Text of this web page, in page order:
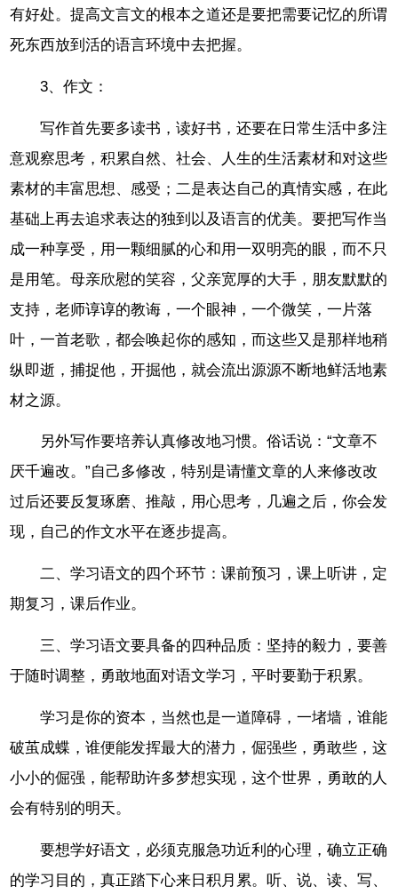
有好处。提高文言文的根本之道还是要把需要记忆的所谓
死东西放到活的语言环境中去把握。
3、作文：
写作首先要多读书，读好书，还要在日常生活中多注
意观察思考，积累自然、社会、人生的生活素材和对这些
素材的丰富思想、感受；二是表达自己的真情实感，在此
基础上再去追求表达的独到以及语言的优美。要把写作当
成一种享受，用一颗细腻的心和用一双明亮的眼，而不只
是用笔。母亲欣慰的笑容，父亲宽厚的大手，朋友默默的
支持，老师谆谆的教诲，一个眼神，一个微笑，一片落
叶，一首老歌，都会唤起你的感知，而这些又是那样地稍
纵即逝，捕捉他，开掘他，就会流出源源不断地鲜活地素
材之源。
另外写作要培养认真修改地习惯。俗话说：“文章不
厌千遍改。”自己多修改，特别是请懂文章的人来修改改
过后还要反复琢磨、推敲，用心思考，几遍之后，你会发
现，自己的作文水平在逐步提高。
二、学习语文的四个环节：课前预习，课上听讲，定
期复习，课后作业。
三、学习语文要具备的四种品质：坚持的毅力，要善
于随时调整，勇敢地面对语文学习，平时要勤于积累。
学习是你的资本，当然也是一道障碍，一堵墙，谁能
破茧成蝶，谁便能发挥最大的潜力，倔强些，勇敢些，这
小小的倔强，能帮助许多梦想实现，这个世界，勇敢的人
会有特别的明天。
要想学好语文，必须克服急功近利的心理，确立正确
的学习目的，真正踏下心来日积月累。听、说、读、写、